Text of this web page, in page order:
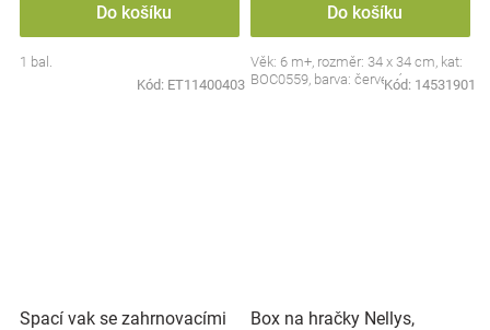
Do košíku
1 bal.
Kód: ET11400403
Do košíku
Věk: 6 m+, rozměr: 34 x 34 cm, kat:
BOC0559, barva: červená
Kód: 14531901
Spací vak se zahrnovacími
Box na hračky Nellys,